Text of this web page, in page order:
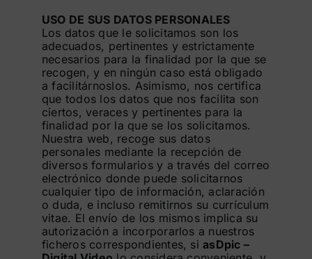
USO DE SUS DATOS PERSONALES
Los datos que le solicitamos son los
adecuados, pertinentes y estrictamente
necesarios para la finalidad por la que se
recogen, y en ningún caso está obligado
a facilitárnoslos. Asimismo, nos certifica
que todos los datos que nos facilita son
ciertos, veraces y pertinentes para la
finalidad por la que se los solicitamos.
Nuestra web, recoge sus datos
personales mediante la recepción de
diversos formularios y a través del correo
electrónico donde puede solicitarnos
cualquier tipo de información, aclaración
o duda, e incluso remitirnos su currículum
vitae. El envío de los mismos implica su
autorización a incorporarlos a nuestros
ficheros correspondientes, siasDpic –